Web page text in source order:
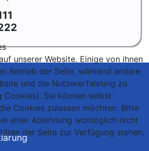
unserer Website. Einige von ihnen
Betrieb der Seite, während andere
und die Nutzererfahrung zu
Cookies). Sie können selbst
Cookies zulassen möchten. Bitte
einer Ablehnung womöglich nicht
der Seite zur Verfügung stehen.